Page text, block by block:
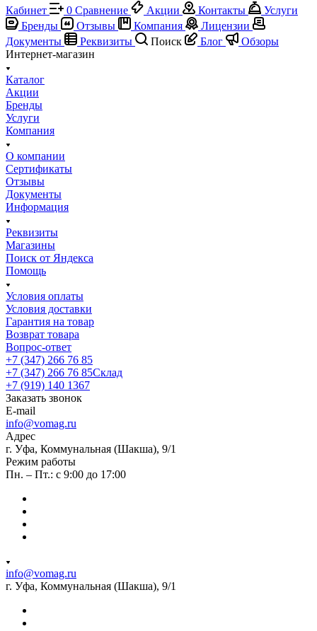
Кабинет
0 Сравнение Акции Контакты
Услуги
Бренды
Отзывы Компания
Лицензии
Документы
Реквизиты Поиск Блог
Обзоры
Интернет-магазин
Каталог
Акции
Бренды
Услуги
Компания
О компании
Сертификаты
Отзывы
Документы
Информация
Реквизиты
Магазины
Поиск от Яндекса
Помощь
Условия оплаты
Условия доставки
Гарантия на товар
Возврат товара
Вопрос-ответ
+7 (347) 266 76 85
+7 (347) 266 76 85Склад
+7 (919) 140 1367
Заказать звонок
E-mail
info@vomag.ru
Адрес
г. Уфа, Коммунальная (Шакша), 9/1
Режим работы
Пн. – Пт.: с 9:00 до 17:00
info@vomag.ru
г. Уфа, Коммунальная (Шакша), 9/1